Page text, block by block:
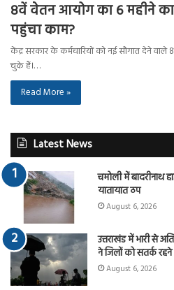
8वें वेतन आयोग का 6 महीने
पहुंचा काम?
केंद्र सरकार के कर्मचारियों को नई सौगात देने
चुके हैं।…
Read More »
Latest News
चमोली में बादरीनाथ
यातायात ठप
August 6, 2026
उत्तराखंड में भारी से
ने जिलों को सतर्क
August 6, 2026